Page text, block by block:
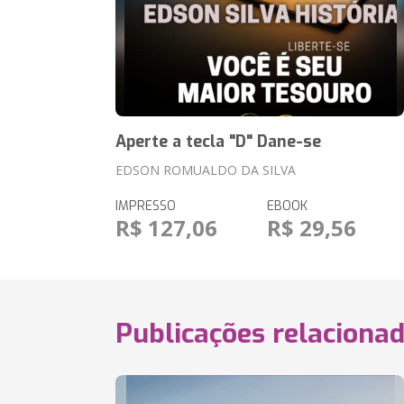
Aperte a tecla "D" Dane-se
EDSON ROMUALDO DA SILVA
IMPRESSO
R$ 127,06
EBOOK
R$ 29,56
Publicações